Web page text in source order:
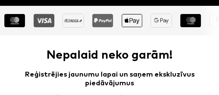
Nepalaid neko garām!
Reģistrējies jaunumu lapai un saņem ekskluzīvus
piedāvājumus